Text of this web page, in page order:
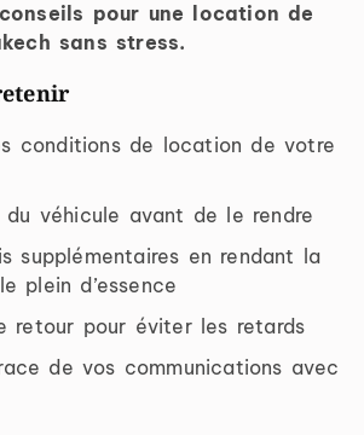
pour une location de
sans stress.
conditions de location de votre
du véhicule avant de le rendre
supplémentaires en rendant la
plein d’essence
retour pour éviter les retards
de vos communications avec